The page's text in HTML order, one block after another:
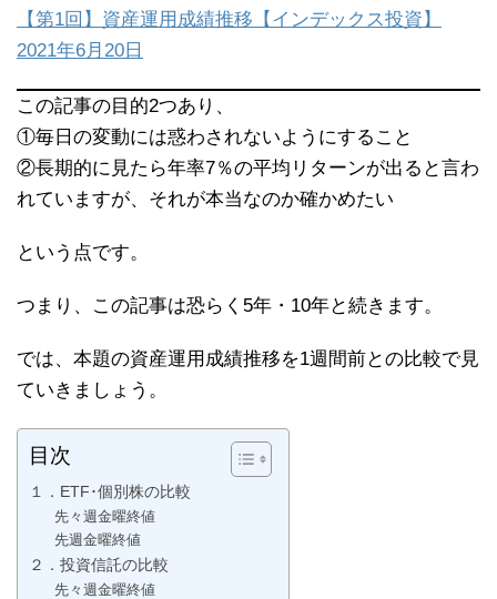
【第1回】資産運用成績推移【インデックス投資】
2021年6月20日
この記事の目的2つあり、
①毎日の変動には惑わされないようにすること
②長期的に見たら年率7％の平均リターンが出ると言わ
れていますが、それが本当なのか確かめたい
という点です。
つまり、この記事は恐らく5年・10年と続きます。
では、本題の資産運用成績推移を1週間前との比較で見
ていきましょう。
目次
１．ETF･個別株の比較
先々週金曜終値
先週金曜終値
２．投資信託の比較
先々週金曜終値